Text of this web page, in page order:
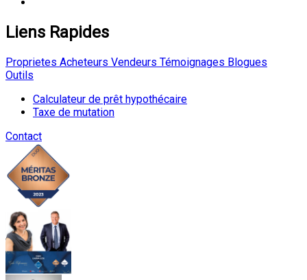
Liens Rapides
Proprietes Acheteurs Vendeurs Témoignages Blogues
Outils
Calculateur de prêt hypothécaire
Taxe de mutation
Contact